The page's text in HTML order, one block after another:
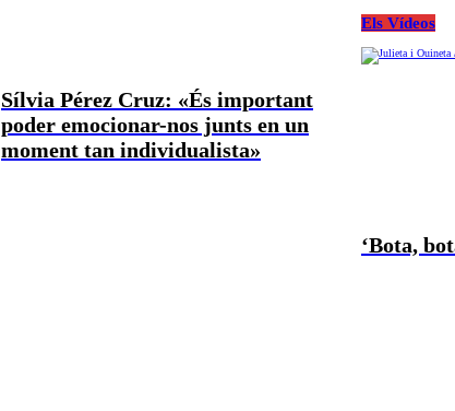
Sílvia Pérez Cruz: «És important
poder emocionar-nos junts en un
moment tan individualista»
Els Vídeos
‘Bota,